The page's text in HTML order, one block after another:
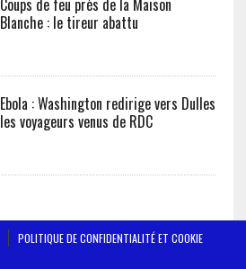
Coups de feu près de la Maison
Blanche : le tireur abattu
Ebola : Washington redirige vers Dulles
les voyageurs venus de RDC
POLITIQUE DE CONFIDENTIALITÉ ET COOKIE